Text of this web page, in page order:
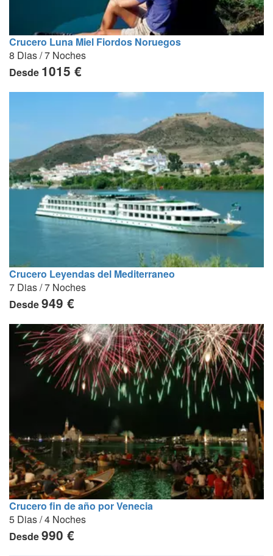
Crucero Luna Miel Fiordos Noruegos
8 Dias / 7 Noches
Desde 1015 €
Crucero Leyendas del Mediterraneo
7 Dias / 7 Noches
Desde949 €
Crucero fin de año por Venecia
5 Dias / 4 Noches
Desde990 €